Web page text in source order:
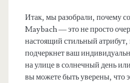
Итак, мы разобрали, почему
Maybach — это не просто
настоящий стильный
подчеркнет ваш
на улице в солнечный день
вы можете быть уверены, что